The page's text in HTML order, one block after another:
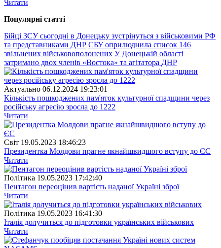
Читати
Популярнi статтi
Бійці ЗСУ сьогодні в Донецьку зустрінуться з військовими РФ
та представниками ДНР СБУ оприлюднила список 146
звільнених військовополонених У Донецькій області
затримано двох членів «Востока» та агітатора ДНР
Актуально 06.12.2024 19:23:01
Кількість пошкоджених пам'яток культурної спадщини через
російську агресію зросла до 1222
Читати
Свiт 19.05.2023 18:46:23
Президентка Молдови прагне якнайшвидшого вступу до ЄС
Читати
Полiтика 19.05.2023 17:42:40
Пентагон переоцінив вартість наданої Україні зброї
Читати
Полiтика 19.05.2023 16:41:30
Італія долучиться до підготовки українських військових
Читати